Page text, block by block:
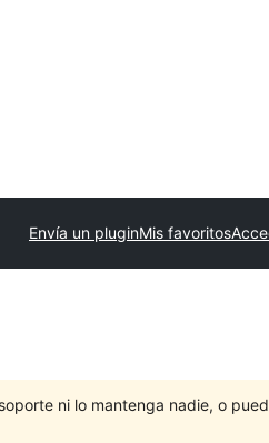
Envía un pluginMis favoritos
ni lo mantenga nadie, o